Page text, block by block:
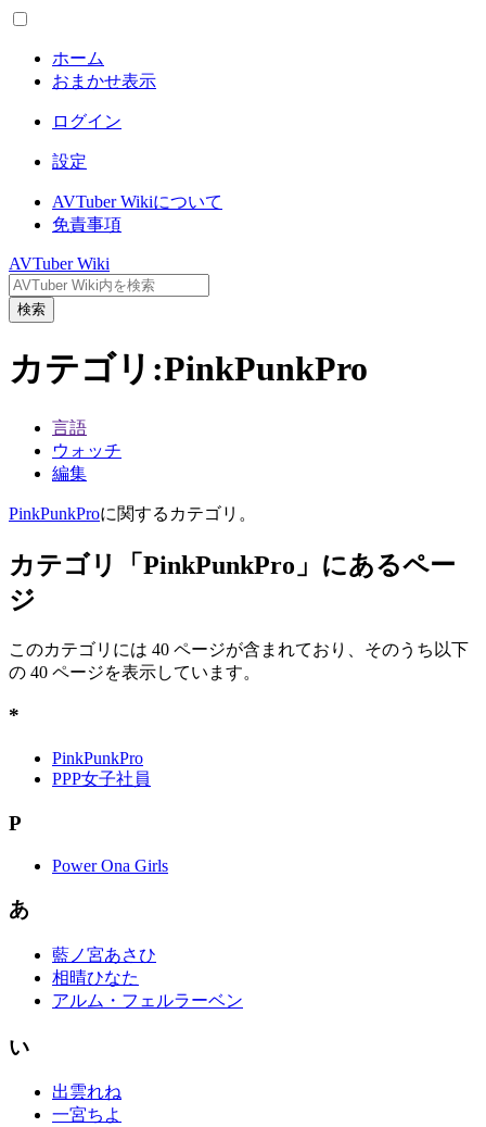
ホーム
おまかせ表示
ログイン
設定
AVTuber Wikiについて
免責事項
AVTuber Wiki
検索
カテゴリ :PinkPunkPro
言語
ウォッチ
編集
PinkPunkProに関するカテゴリ。
カテゴリ「PinkPunkPro」にあるペー
ジ
このカテゴリには 40 ページが含まれており、そのうち以下
の 40 ページを表示しています。
*
PinkPunkPro
PPP女子社員
P
Power Ona Girls
あ
藍ノ宮あさひ
相晴ひなた
アルム・フェルラーベン
い
出雲れね
一宮ちよ